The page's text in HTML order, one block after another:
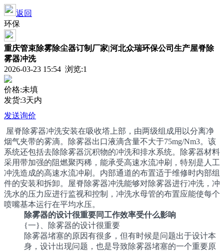
返回
环保
重庆管束除雾除尘器订制厂家|河北众瑞环保公司生产屋脊除
雾器冲洗
2026-03-23 15:54 浏览:1
价格:未填
发货:3天内
发送询价
屋脊除雾器冲洗安装在吸收塔上部，由两级组成用以分离净
烟气夹带的雾滴。除雾器出口液滴含量不大于75mg/Nm3。该
系统还包括去除除雾器沉积物的冲洗和排水系统。除雾器材料
采用带加强的阻燃聚丙稀，能承受高速水流冲刷，特别是人工
冲洗造成的高速水流冲刷。内部通道的布置适于维修时内部组
件的安装和拆卸。屋脊除雾器冲洗能够对除雾器进行冲洗，冲
洗水的压力应进行监视和控制，冲洗水母管的布置应能使每个
喷嘴基本运行在平均水压。
除雾器的设计很重要同工作效率受什么影响
{一}、除雾器的设计很重要
除雾器堵塞的原因有很多，但有时候是问题出于设计本
身，设计出现问题，也是导致除雾器堵塞的一个重要原